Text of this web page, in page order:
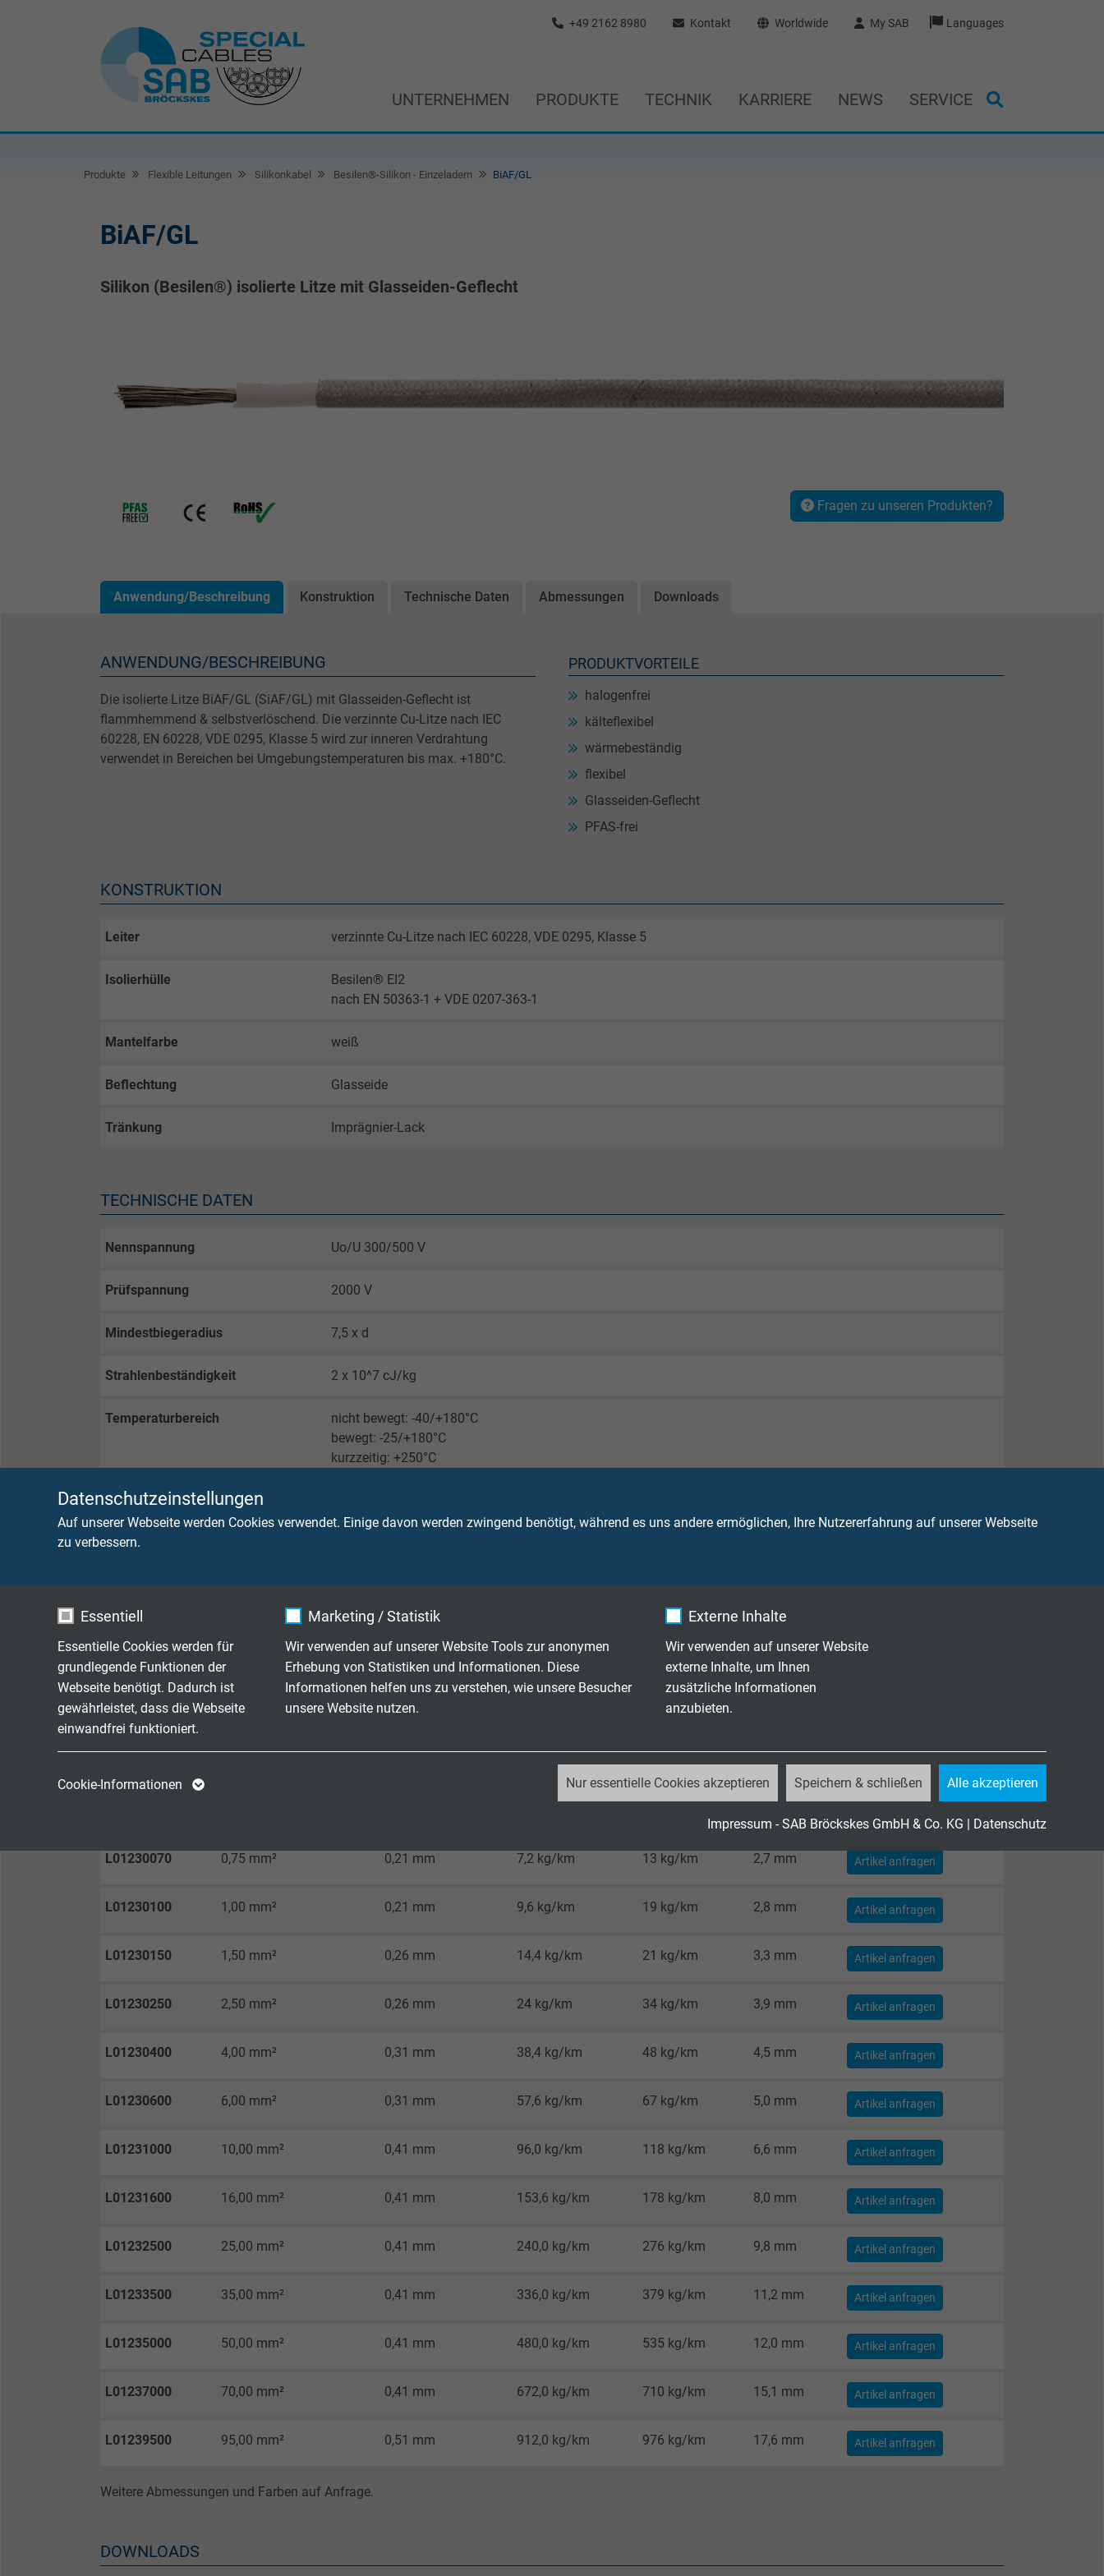
Datenschutzeinstellungen
Auf unserer Webseite werden Cookies verwendet. Einige davon werden zwingend benötigt, während es uns andere ermöglichen, Ihre Nutzererfahrung auf unserer Webseite
zu verbessern.
Essentiell
Essentielle Cookies werden für
grundlegende Funktionen der
Webseite benötigt. Dadurch ist
gewährleistet, dass die Webseite
einwandfrei funktioniert.
gewählten Tracking-
Marketing / Statistik
Wir verwenden auf unserer Website Tools zur anonymen
Erhebung von Statistiken und Informationen. Diese
Informationen helfen uns zu verstehen, wie unsere Besucher
unsere Website nutzen.
Erzeugt statistische Daten darüber, wie der
Google LLC
2 Jahre
Erzeugt statistische Daten darüber, wie der
1 Tag
Cookie von Google für Website-Analysen.
Besucher die Website nutzt.
_gat_UA-4852692-1, Google Analytics
Externe Inhalte
Wir verwenden auf unserer Website
externe Inhalte, um Ihnen
zusätzliche Informationen
anzubieten.
Cookie-Informationen Nur essentielle Cookies akzeptieren Speichern & schließen Alle akzeptieren
Impressum - SAB Bröckskes GmbH & Co. KG | Datenschutz
+49 2162 8980 Kontakt Worldwide My SAB Languages
UNTERNEHMEN PRODUKTE TECHNIK KARRIERE NEWS SERVICE
Produkte Flexible Leitungen Silikonkabel Besilen®-Silikon - Einzeladern BiAF/GL
BiAF/GL
Silikon (Besilen®) isolierte Litze mit Glasseiden-Geflecht
Fragen zu unseren Produkten?
Anwendung/Beschreibung Konstruktion Technische Daten Abmessungen Downloads
ANWENDUNG/BESCHREIBUNG
Die isolierte Litze BiAF/GL (SiAF/GL) mit Glasseiden-Geflecht ist
flammhemmend & selbstverlöschend. Die verzinnte Cu-Litze nach IEC
60228, EN 60228, VDE 0295, Klasse 5 wird zur inneren Verdrahtung
verwendet in Bereichen bei Umgebungstemperaturen bis max. +180°C.
PRODUKTVORTEILE
halogenfrei
kälteflexibel
wärmebeständig
flexibel
Glasseiden-Geflecht
PFAS-frei
KONSTRUKTION
Leiter verzinnte Cu-Litze nach IEC 60228, VDE 0295, Klasse 5
Isolierhülle
Besilen® EI2
nach EN 50363-1 + VDE 0207-363-1
Mantelfarbe weiß
Beflechtung Glasseide
Tränkung Imprägnier-Lack
TECHNISCHE DATEN
Nennspannung Uo/U 300/500 V
Prüfspannung 2000 V
Mindestbiegeradius 7,5 x d
Strahlenbeständigkeit 2 x 10^7 cJ/kg
Temperaturbereich
nicht bewegt: -40/+180°C
bewegt: -25/+180°C
kurzzeitig: +250°C
Halogenfreiheit
Brennverhalten
Korrosivität der Brandgase IEC 60754-2 + VDE 0482-754-2 werden erfüllt - keine Entwicklung von korrosiven Brandgasen
gemäß
ABMESSUNGEN
Größter
Cu-Zahl
Leitungs-
gewicht ≈
Außen-ø
± 10%
L01230070 0,75 mm² 0,21 mm 7,2 kg/km 13 kg/km 2,7 mm Artikel anfragen
L01230100 1,00 mm² 0,21 mm 9,6 kg/km 19 kg/km 2,8 mm Artikel anfragen
L01230150 1,50 mm² 0,26 mm 14,4 kg/km 21 kg/km 3,3 mm Artikel anfragen
L01230250 2,50 mm² 0,26 mm 24 kg/km 34 kg/km 3,9 mm Artikel anfragen
L01230400 4,00 mm² 0,31 mm 38,4 kg/km 48 kg/km 4,5 mm Artikel anfragen
L01230600 6,00 mm² 0,31 mm 57,6 kg/km 67 kg/km 5,0 mm Artikel anfragen
L01231000 10,00 mm² 0,41 mm 96,0 kg/km 118 kg/km 6,6 mm Artikel anfragen
L01231600 16,00 mm² 0,41 mm 153,6 kg/km 178 kg/km 8,0 mm Artikel anfragen
L01232500 25,00 mm² 0,41 mm 240,0 kg/km 276 kg/km 9,8 mm Artikel anfragen
L01233500 35,00 mm² 0,41 mm 336,0 kg/km 379 kg/km 11,2 mm Artikel anfragen
L01235000 50,00 mm² 0,41 mm 480,0 kg/km 535 kg/km 12,0 mm Artikel anfragen
L01237000 70,00 mm² 0,41 mm 672,0 kg/km 710 kg/km 15,1 mm Artikel anfragen
L01239500 95,00 mm² 0,51 mm 912,0 kg/km 976 kg/km 17,6 mm Artikel anfragen
Weitere Abmessungen und Farben auf Anfrage.
DOWNLOADS